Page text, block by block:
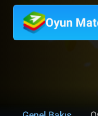
Oyun